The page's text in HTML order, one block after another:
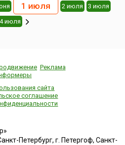
1 июля 2 июля 3 июля
4 июля
Реклама
сайта
соглашение
Петербург, г. Петергоф, Санкт-